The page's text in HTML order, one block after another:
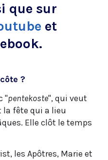
que sur
et
?
"pentekoste", qui veut
fête qui a lieu
Elle clôt le temps
les Apôtres, Marie et